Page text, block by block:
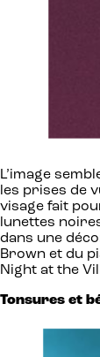
L’image
les prises de
visage fait
lunettes
dans une
Brown et du
Night at the
Tonsures et